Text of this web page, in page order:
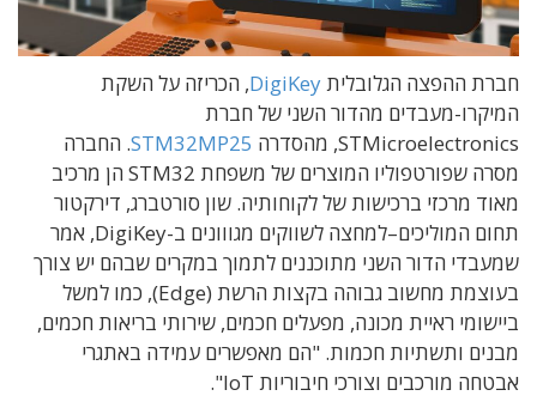
חברת ההפצה הגלובלית DigiKey
‏, הכריזה על השקת
המיקרו-מעבדים מהדור השני של חברת
STMicroelectronics, מהסדרה
STM32MP25‏‏. החברה
מסרה שפורטפוליו המוצרים של משפחת STM32 הן מרכיב
מאוד מרכזי ברכישות של לקוחותיה. שון סורטברג, דירקטור
תחום המוליכים–למחצה לשווקים מגווונים ב-
DigiKey, אמר
שמעבדי הדור השני מתוכננים לתמוך במקרים שבהם יש צורך
בעוצמת מחשוב גבוהה בקצות הרשת (Edge), כמו למשל
ביישומי ראיית מכונה, מפעלים חכמים, שירותי בריאות חכמים,
מבנים ותשתיות חכמות. "הם מאפשרים עמידה באתגרי
אבטחה מורכבים וצורכי חיבוריות IoT".